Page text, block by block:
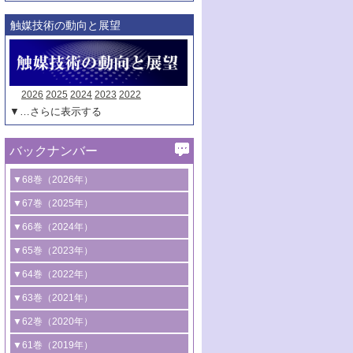
触媒技術の動向と展望
2026 2025 2024 2023 2022
▼…さらに表示する
バックナンバー
▼68巻（2026年）
1号 過酸化水素合成に関する研究動向
2号 コンピューター技術により加速する
触媒開発
3号 有機分子変換やCO 資源化のための
光触媒に関する最近の研究
B号 第137回触媒討論会（2026年）
▼67巻（2025年）
1号 CO
水素化によるグリーン燃料/グリ
ーンケミカル製造
2号 水素製造のための水分解技術に関す
る最近の研究
3号 オレフィン系樹脂の精密合成に関す
る最新技術
4号 アルコール類の効率的変換を実現す
▼66巻（2024年）
1号 低次元ナノ構造を有する触媒材料
2号 規制反応場を活用した固体触媒研究
の新展開
3号 未踏分子変換を目指した酸化触媒プ
ロセスの最前線
4号 シンクロトロン放射光および中性子
▼65巻（2023年）
1号 炭素が関わる触媒機能
2号 プラスチックケミカルリサイクルの
ための触媒技術
3号 非酸化物系金属化合物を基盤とした
▼64巻（2022年）
1号 合成ガス製造とCOを用いるケミカル
ズ合成の最新動向
2号 化学品合成のための合金触媒開発
▼63巻（2021年）
1号 金触媒の新展開
2号 ペロブスカイト
▼62巻（2020年）
1号 触媒設計を拓く欠陥構造のキャラク
▼61巻（2019年）